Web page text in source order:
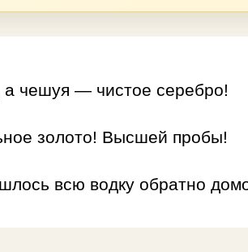
чешуя — чистое серебро!
золото! Высшей пробы!
всю водку обратно